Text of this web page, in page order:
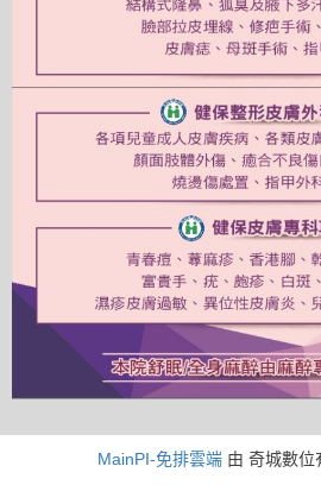
MainPI-免排雲端由 奇城數位